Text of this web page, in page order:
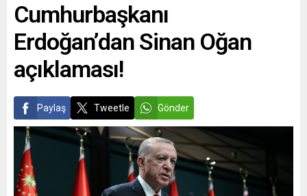
Cumhurbaşkanı
Erdoğan’dan Sinan Oğan
açıklaması!
Paylaş Tweetle Gönder